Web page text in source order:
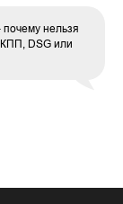
почему нельзя
DSG или